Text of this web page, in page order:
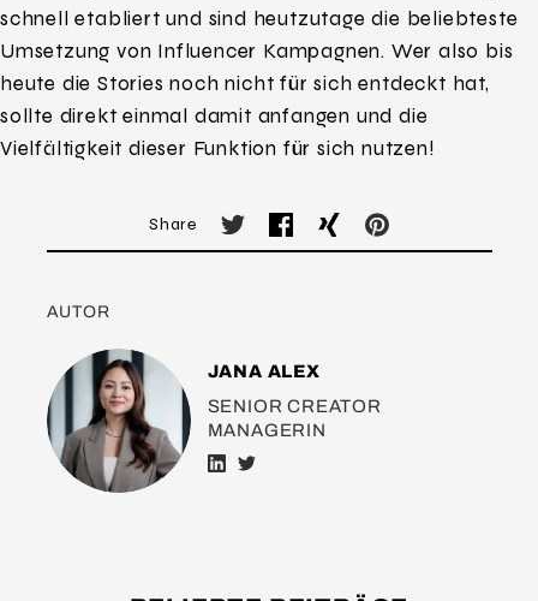
schnell etabliert und sind heutzutage die beliebteste
Umsetzung von Influencer Kampagnen. Wer also bis
heute die Stories noch nicht für sich entdeckt hat,
sollte direkt einmal damit anfangen und die
Vielfältigkeit dieser Funktion für sich nutzen!
Share
AUTOR
JANA ALEX
SENIOR CREATOR
MANAGERIN